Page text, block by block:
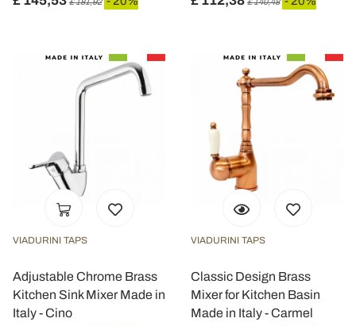
VIADURINI TAPS
Adjustable Chrome Brass
Kitchen Sink Mixer Made in
Italy - Cino
VIADURINI TAPS
Classic Design Brass
Mixer for Kitchen Basin
Made in Italy - Carmel